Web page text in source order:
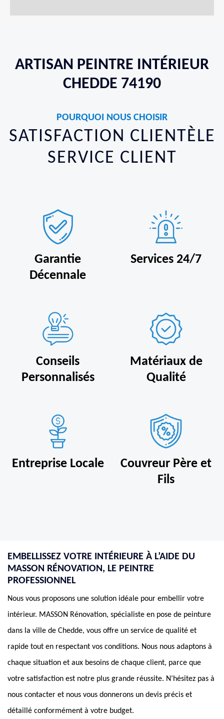
ARTISAN PEINTRE INTÉRIEUR
CHEDDE 74190
POURQUOI NOUS CHOISIR
SATISFACTION CLIENTÈLE
SERVICE CLIENT
Garantie
Décennale
Services 24/7
Conseils
Personnalisés
Matériaux de
Qualité
Entreprise Locale
Couvreur Père et
Fils
EMBELLISSEZ VOTRE INTÉRIEURE À L’AIDE DU
MASSON RÉNOVATION, LE PEINTRE
PROFESSIONNEL
Nous vous proposons une solution idéale pour embellir votre
intérieur. MASSON Rénovation, spécialiste en pose de peinture
dans la ville de Chedde, vous offre un service de qualité et
rapide tout en respectant vos conditions. Nous nous adaptons à
chaque situation et aux besoins de chaque client, parce que
votre satisfaction est notre plus grande réussite. N’hésitez pas à
nous contacter et nous vous donnerons un devis précis et
détaillé conformément à votre budget.